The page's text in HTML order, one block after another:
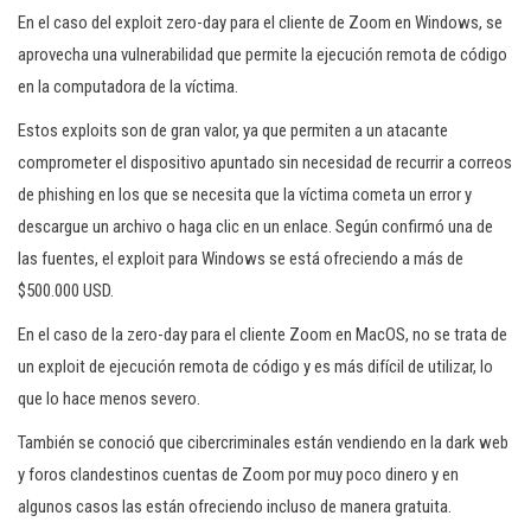
En el caso del exploit zero-day para el cliente de Zoom en Windows, se
aprovecha una vulnerabilidad que permite la ejecución remota de código
en la computadora de la víctima.
Estos exploits son de gran valor, ya que permiten a un atacante
comprometer el dispositivo apuntado sin necesidad de recurrir a correos
de phishing en los que se necesita que la víctima cometa un error y
descargue un archivo o haga clic en un enlace. Según confirmó una de
las fuentes, el exploit para Windows se está ofreciendo a más de
$500.000 USD.
En el caso de la zero-day para el cliente Zoom en MacOS, no se trata de
un exploit de ejecución remota de código y es más difícil de utilizar, lo
que lo hace menos severo.
También se conoció que cibercriminales están vendiendo en la dark web
y foros clandestinos cuentas de Zoom por muy poco dinero y en
algunos casos las están ofreciendo incluso de manera gratuita.